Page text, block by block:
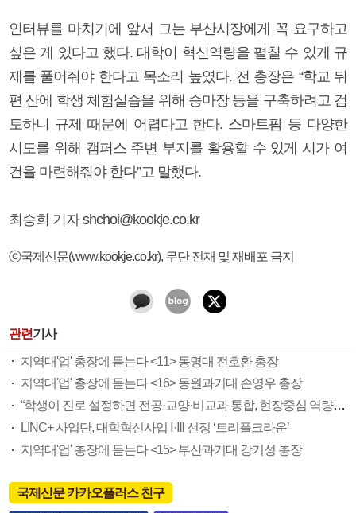
인터뷰를 마치기에 앞서 그는 부산시장에게 꼭 요구하고
싶은 게 있다고 했다. 대학이 혁신역량을 펼칠 수 있게 규
제를 풀어줘야 한다고 목소리 높였다. 전 총장은 “학교 뒤
편 산에 학생 체험실습을 위해 승마장 등을 구축하려고 검
토하니 규제 때문에 어렵다고 한다. 스마트팜 등 다양한
시도를 위해 캠퍼스 주변 부지를 활용할 수 있게 시가 여
건을 마련해줘야 한다”고 말했다.
최승희 기자 shchoi@kookje.co.kr
ⓒ국제신문(www.kookje.co.kr), 무단 전재 및 재배포 금지
관련기사
지역대'업' 총장에 듣는다 <11> 동명대 전호환 총장
지역대'업' 총장에 듣는다 <16> 동원과기대 손영우 총장
“학생이 진로 설정하면 전공·교양·비교과 통합, 현장중심 역량 키워줘”
LINC+ 사업단, 대학혁신사업 Ⅰ·Ⅲ 선정 ‘트리플크라운’
지역대'업' 총장에 듣는다 <15> 부산과기대 강기성 총장
국제신문 카카오플러스 친구